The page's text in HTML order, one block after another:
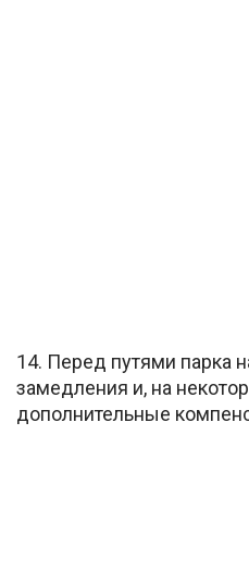
14. Перед путями парка
замедления и, на
дополнительные